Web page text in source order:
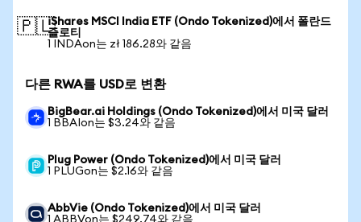
🇵🇱iShares MSCI India ETF (Ondo Tokenized)에서 폴란드
즐로티
1 INDAon는 zł 186.28와 같음
다른 RWA를 USD로 변환
BigBear.ai Holdings (Ondo Tokenized)에서 미국 달러
1 BBAIon는 $3.24와 같음
Plug Power (Ondo Tokenized)에서 미국 달러
1 PLUGon는 $2.16와 같음
AbbVie (Ondo Tokenized)에서 미국 달러
1 ABBVon는 $249.74와 같음